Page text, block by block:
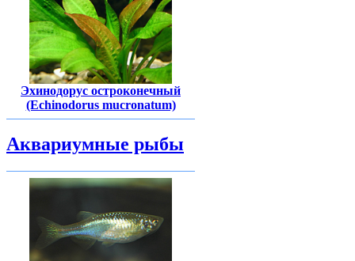
Эхинодорус остроконечный
(Echinodorus mucronatum)
Аквариумные рыбы